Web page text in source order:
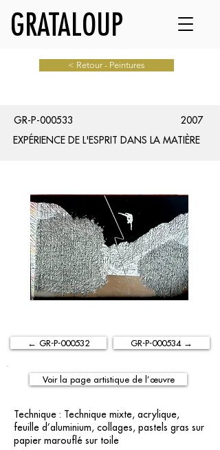
GRATALOUP
< Retour - Peintures
GR-P-000533
2007
EXPÉRIENCE DE L'ESPRIT DANS LA MATIÈRE
← GR-P-000532 GR-P-000534 →
Voir la page artistique de l’œuvre
Technique : Technique mixte, acrylique,
feuille d’aluminium, collages, pastels gras sur
papier marouflé sur toile